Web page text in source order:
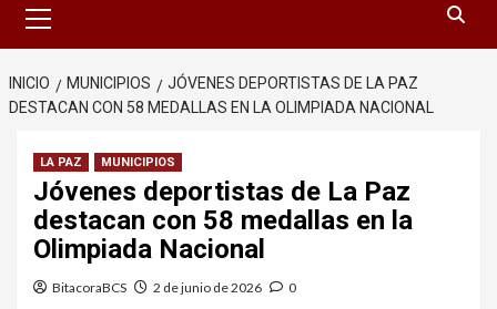
primario
INICIO MUNICIPIOS
JÓVENES DEPORTISTAS DE LA PAZ
DESTACAN CON 58 MEDALLAS EN LA OLIMPIADA NACIONAL
LA PAZ MUNICIPIOS
Jóvenes deportistas de La Paz
destacan con 58 medallas en la
Olimpiada Nacional
BitacoraBCS 2 de junio de 2026 0